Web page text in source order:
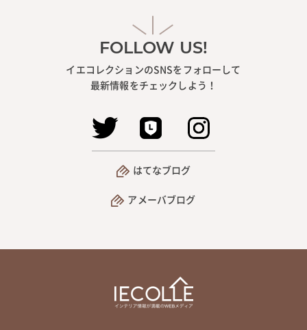
FOLLOW US!
イエコレクションのSNSをフォローして
最新情報をチェックしよう！
はてなブログ
アメーバブログ